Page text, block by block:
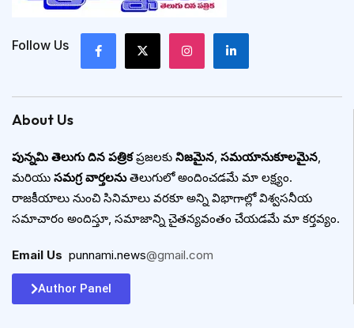
Follow Us
About Us
పున్నమి తెలుగు దిన పత్రికప్రజలకు నిజమైన సమయానుకూలమైన
మరియు సమగ్ర వార్తలనుతెలుగులో అందించడమే మా లక్ష్యం.
రాజకీయాలు నుంచి సినిమాలు వరకూ అన్ని విభాగాల్లో విశ్వసనీయ
సమాచారం అందిస్తూ, సమాజాన్ని చైతన్యవంతం చేయడమే మా కర్తవ్యం.
Email Us punnami.news@gmail.com
Author Panel